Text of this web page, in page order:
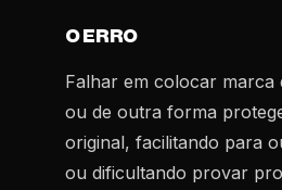
O ERRO
Falhar em colocar marca
ou de outra forma
original, facilitando para
ou dificultando provar